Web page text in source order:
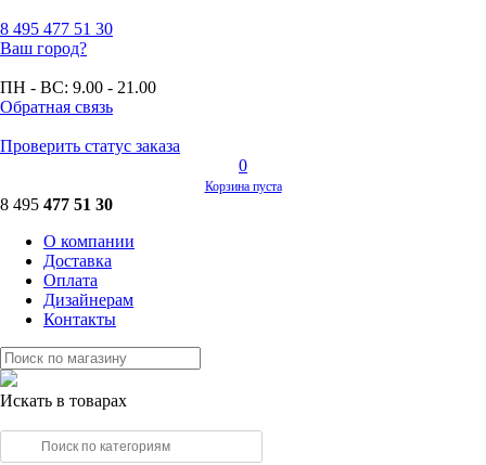
8 495 477 51 30
Ваш город?
ПН - ВС: 9.00 - 21.00
Обратная связь
Проверить статус заказа
0
Корзина пуста
8 495 477 51 30
О компании
Доставка
Оплата
Дизайнерам
Контакты
Искать в товарах